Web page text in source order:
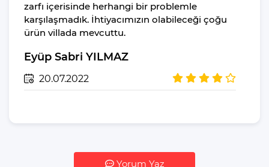
Yiyecek & İçecek
İstediğiniz Zaman
Özgürlüğü
Buzdolabı
Malzemeleri
Bulaşık Makinesi
zarfı içerisinde herhangi bir problemle
karşılaşmadık. İhtiyacımızın olabileceği çoğu
ürün villada mevcuttu.
Eyüp Sabri YILMAZ
20.07.2022
Yorum Yaz